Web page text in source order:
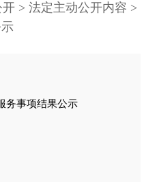
开 > 法定主动公开内容 >
务事项结果公示